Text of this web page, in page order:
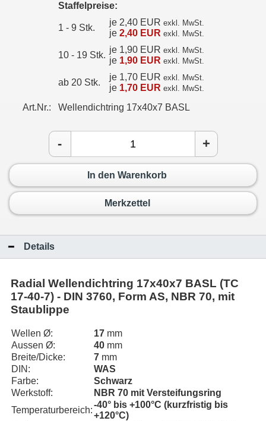
Staffelpreise:
1 - 9 Stk.
je 2,40 EUR exkl. MwSt.
je 2,40 EUR exkl. MwSt.
10 - 19 Stk.
je 1,90 EUR exkl. MwSt.
je 1,90 EUR exkl. MwSt.
ab 20 Stk.
je 1,70 EUR exkl. MwSt.
je 1,70 EUR exkl. MwSt.
Art.Nr.: Wellendichtring 17x40x7 BASL
- +
In den Warenkorb
Merkzettel
Details
Radial Wellendichtring 17x40x7 BASL (TC
17-40-7) - DIN 3760, Form AS, NBR 70, mit
Staublippe
Wellen Ø: 17 mm
Aussen Ø:
40 mm
Breite/Dicke:
7 mm
DIN:
WAS
Farbe:
Schwarz
Werkstoff:
NBR 70 mit Versteifungsring
Temperaturbereich:
-40° bis +100°C (kurzfristig bis
+120°C)